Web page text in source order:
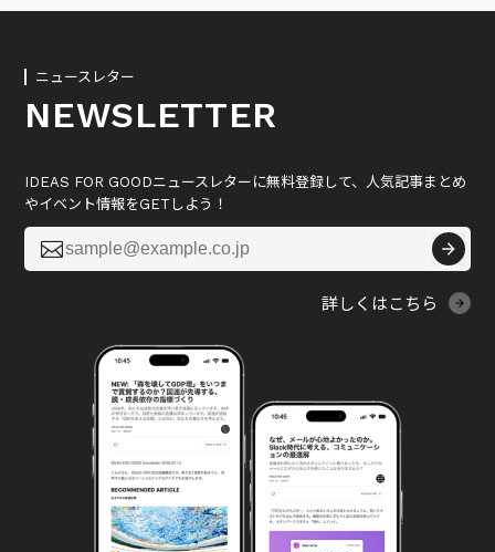
ニュースレター
NEWSLETTER
IDEAS FOR GOODニュースレターに無料登録して、人気記事まとめ
やイベント情報をGETしよう！

詳しくはこちら